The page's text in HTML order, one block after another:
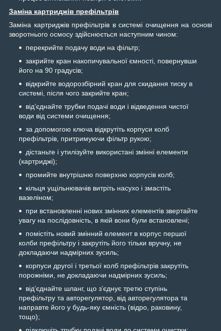
Заміна картриджів префільтрів
Заміна картриджів префільтрів в системі очищення на основі
зворотнього осмосу здійснюється наступним чином:
перекрийте подачу води на фільтр;
закрийте кран накопичувальної ємності, повернувши
його на 90 градусів;
відкрийте водорозбірний кран для скидання тиску в
системі, після чого закрийте кран;
від’єднайте трубки подачі води і відведення чистої
води від системи очищення;
за допомогою ключа відкрутіть корпуси колб
префільтрів, притримуючи фільтр рукою;
дістаньте і утилізуйте використані змінні елементи
(картриджі);
промийте внутрішню поверхню корпусів колб;
кільця ущільнювачів витріть насухо і змастіть
вазеліном;
при встановленні нових змінних елементів звертайте
увагу на послідовність, в якій вони були встановлені;
помістіть новий змінний елемент в корпус першої
колби префільтру і закрутіть його тільки вручну, не
докладаючи надмірних зусиль;
корпуси другої і третьої колб префільтрів закрутіть
порожніми, не докладаючи надмірних зусиль;
від’єднайте шланг, що з’єднує третю ступінь
префільтру та авторегулятор, від авторегулятора та
направте його у будь-яку ємність (відро, раковину,
тощо);